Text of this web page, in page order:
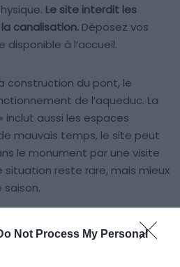
Not Process My Personal
Le site interdit les
canalisation. Déposez vos
à l’accueil.
construction du pont, le
de l’aqueduc. La
inclut aussi les espaces
mauvais temps, le site peut
le monument par une visite
reste rare, mais mieux
saison.